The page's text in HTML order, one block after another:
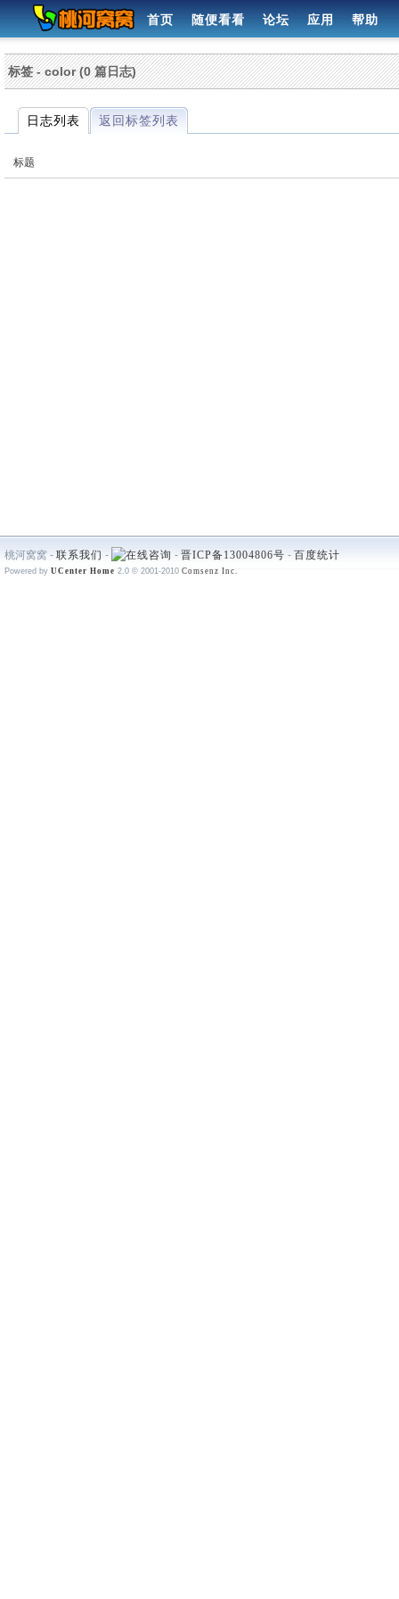
首页 随便看看 论坛 应用 帮助
标签 - color (0 篇日志)
日志列表 返回标签列表
标题
桃河窝窝 - 联系我们 - - 晋ICP备13004806号 - 百度统计
Powered by UCenter Home 2.0 © 2001-2010 Comsenz Inc.